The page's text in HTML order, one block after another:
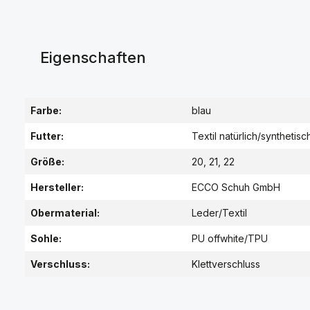
Eigenschaften
Farbe: blau
Futter: Textil natürlich/
Größe: 20, 21, 22
Hersteller: ECCO Schuh GmbH
Obermaterial: Leder/Textil
Sohle: PU offwhite/TPU
Verschluss: Klettverschluss